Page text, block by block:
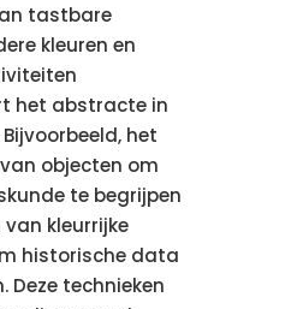
tastbare
kleuren en
het abstracte in
het
objecten om
te begrijpen
kleurrijke
historische data
Deze technieken